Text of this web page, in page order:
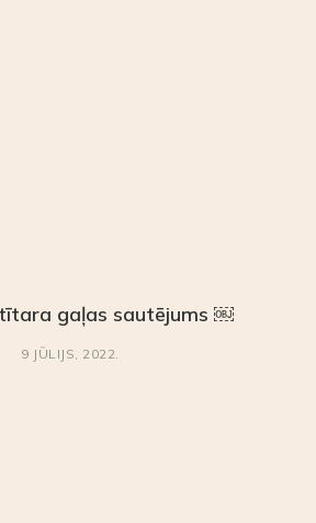
gaļas sautējums ￼
9 JŪLIJS, 2022.